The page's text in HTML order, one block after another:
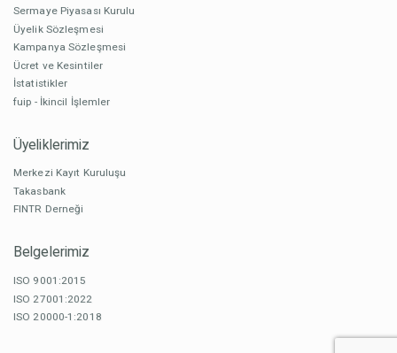
Sermaye Piyasası Kurulu
Üyelik Sözleşmesi
Kampanya Sözleşmesi
Ücret ve Kesintiler
İstatistikler
fuip - İkincil İşlemler
Üyeliklerimiz
Merkezi Kayıt Kuruluşu
Takasbank
FINTR Derneği
Belgelerimiz
ISO 9001:2015
ISO 27001:2022
ISO 20000-1:2018